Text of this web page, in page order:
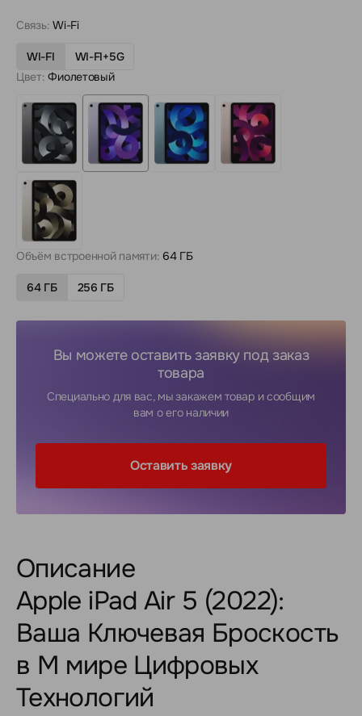
Связь: Wi-Fi
WI-FI
WI-FI+5G
Цвет: Фиолетовый
Объём встроенной памяти: 64 ГБ
64 ГБ 256 ГБ
Вы можете оставить заявку под заказ
товара
Специально для вас, мы закажем товар и сообщим
вам о его наличии
Оставить заявку
Описание
Apple iPad Air 5 (2022):
Ваша Ключевая Броскость
в М мире Цифровых
Технологий